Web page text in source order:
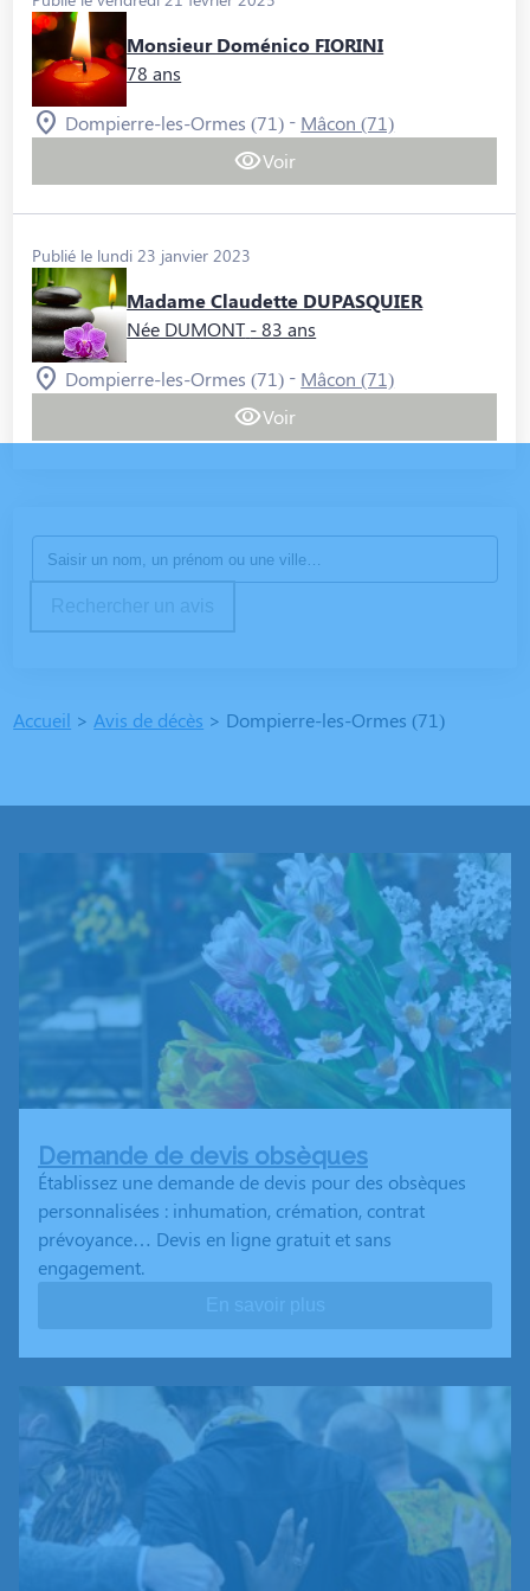
Monsieur Doménico FIORINI
78 ans
Dompierre-les-Ormes (71) - Mâcon (71)
Voir
Publié le lundi 23 janvier 2023
Madame Claudette DUPASQUIER
Née DUMONT - 83 ans
Dompierre-les-Ormes (71) - Mâcon (71)
Voir
Accueil > Avis de décès > Dompierre-les-Ormes (71)
Demande de devis obsèques
Établissez une demande de devis pour des obsèques
personnalisées : inhumation, crémation, contrat
prévoyance… Devis en ligne gratuit et sans
engagement.